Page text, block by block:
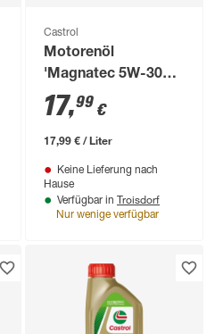
Castrol
Motorenöl
'Magnatec 5W-30
A3/B4' 1 l
17,99 €
17,99 € / Liter
Keine Lieferung nach
Hause
Verfügbar in Troisdorf
Nur wenige verfügbar